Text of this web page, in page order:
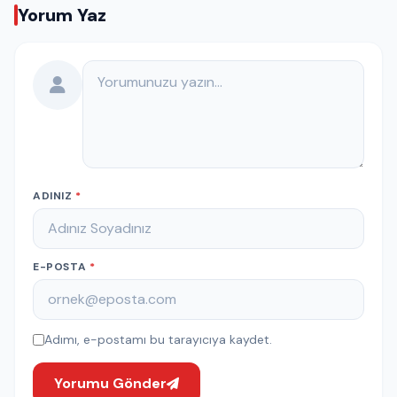
Yorum Yaz
Yorumunuz
ADINIZ *
E-POSTA *
Adımı, e-postamı bu tarayıcıya kaydet.
Yorumu Gönder